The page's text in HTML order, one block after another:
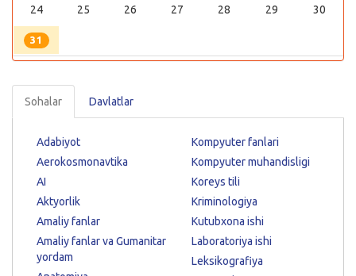
24 25 26 27 28 29 30
31
Sohalar Davlatlar
Adabiyot
Aerokosmonavtika
AI
Aktyorlik
Amaliy fanlar
Amaliy fanlar va Gumanitar
yordam
Kompyuter fanlari
Kompyuter muhandisligi
Koreys tili
Kriminologiya
Kutubxona ishi
Laboratoriya ishi
Leksikografiya